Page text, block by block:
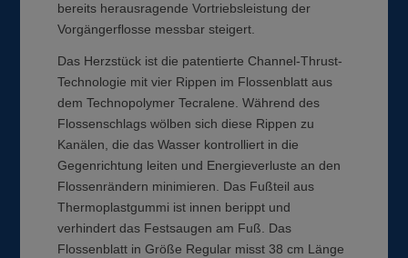
bereits herausragende Vortriebsleistung der
Vorgängerflosse messbar steigert.
Das Herzstück ist die patentierte Channel-Thrust-
Technologie mit vier Rippen im Flossenblatt aus
dem Technopolymer Tecralene. Während des
Flossenschlags wölben sich diese Rippen zu
Kanälen, die das Wasser kontrolliert in die
Gegenrichtung leiten und Energieverluste an den
Flossenrändern minimieren. Das Fußteil aus
Thermoplastgummi ist innen berippt und
verhindert das Festsaugen am Fuß. Das
Flossenblatt in Größe Regular misst 38 cm Länge